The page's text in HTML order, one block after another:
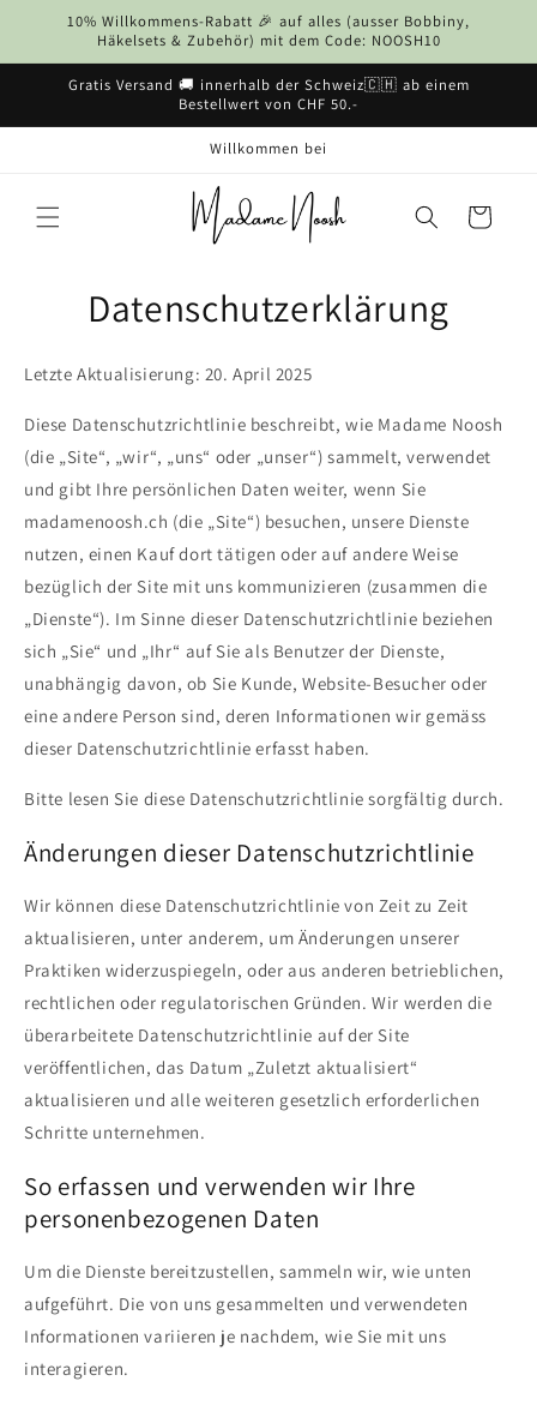
zum10% Willkommens-Rabatt 🎉 auf alles (ausser Bobbiny,
Häkelsets & Zubehör) mit dem Code: NOOSH10
Gratis Versand 🚚 innerhalb der Schweiz🇨🇭 ab einem
Bestellwert von CHF 50.-
Willkommen bei
Warenkorb
Datenschutzerklärung
Letzte Aktualisierung: 20. April 2025
Diese Datenschutzrichtlinie beschreibt, wie Madame Noosh
(die „Site“, „wir“, „uns“ oder „unser“) sammelt, verwendet
und gibt Ihre persönlichen Daten weiter, wenn Sie
madamenoosh.ch (die „Site“) besuchen, unsere Dienste
nutzen, einen Kauf dort tätigen oder auf andere Weise
bezüglich der Site mit uns kommunizieren (zusammen die
„Dienste“). Im Sinne dieser Datenschutzrichtlinie beziehen
sich „Sie“ und „Ihr“ auf Sie als Benutzer der Dienste,
unabhängig davon, ob Sie Kunde, Website-Besucher oder
eine andere Person sind, deren Informationen wir gemäss
dieser Datenschutzrichtlinie erfasst haben.
Bitte lesen Sie diese Datenschutzrichtlinie sorgfältig durch.
Änderungen dieser Datenschutzrichtlinie
Wir können diese Datenschutzrichtlinie von Zeit zu Zeit
aktualisieren, unter anderem, um Änderungen unserer
Praktiken widerzuspiegeln, oder aus anderen betrieblichen,
rechtlichen oder regulatorischen Gründen. Wir werden die
überarbeitete Datenschutzrichtlinie auf der Site
veröffentlichen, das Datum „Zuletzt aktualisiert“
aktualisieren und alle weiteren gesetzlich erforderlichen
Schritte unternehmen.
So erfassen und verwenden wir Ihre
personenbezogenen Daten
Um die Dienste bereitzustellen, sammeln wir, wie unten
aufgeführt. Die von uns gesammelten und verwendeten
Informationen variieren je nachdem, wie Sie mit uns
interagieren.